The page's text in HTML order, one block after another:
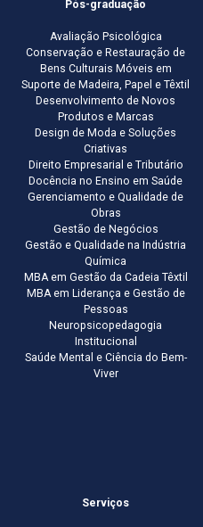
Pós-graduação
Avaliação Psicológica
Conservação e Restauração de
Bens Culturais Móveis em
Suporte de Madeira, Papel e Têxtil
Desenvolvimento de Novos
Produtos e Marcas
Design de Moda e Soluções
Criativas
Direito Empresarial e Tributário
Docência no Ensino em Saúde
Gerenciamento e Qualidade de
Obras
Gestão de Negócios
Gestão e Qualidade na Indústria
Química
MBA em Gestão da Cadeia Têxtil
MBA em Liderança e Gestão de
Pessoas
Neuropsicopedagogia
Institucional
Saúde Mental e Ciência do Bem-
Viver
Serviços